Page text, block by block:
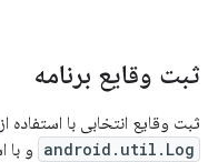
ثبت وقایع برنامه
ثبت وقایع انتخابی با استفاده از
android.util.Log و با